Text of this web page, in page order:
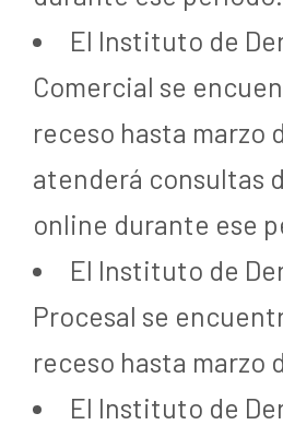
El Instituto de
Comercial se
receso hasta marzo
atenderá consultas
online durante ese
El Instituto de
Procesal se
receso hasta marzo
El Instituto de